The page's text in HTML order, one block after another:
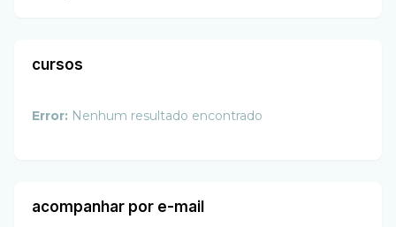
cursos
Error: Nenhum resultado encontrado
acompanhar por e-mail